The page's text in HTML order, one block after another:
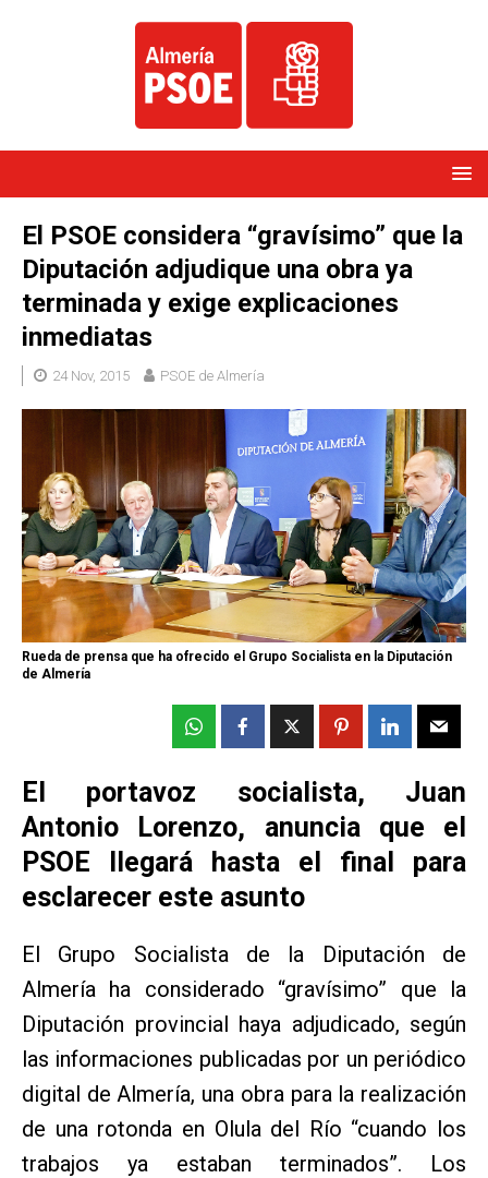
El PSOE considera “gravísimo” que la
Diputación adjudique una obra ya
terminada y exige explicaciones
inmediatas
24 Nov, 2015 PSOE de Almería
Rueda de prensa que ha ofrecido el Grupo Socialista en la Diputación
de Almería
El portavoz socialista, Juan
Antonio Lorenzo, anuncia que el
PSOE llegará hasta el final para
esclarecer este asunto
El Grupo Socialista de la Diputación de
Almería ha considerado “gravísimo” que la
Diputación provincial haya adjudicado, según
las informaciones publicadas por un periódico
digital de Almería, una obra para la realización
de una rotonda en Olula del Río “cuando los
trabajos ya estaban terminados”. Los